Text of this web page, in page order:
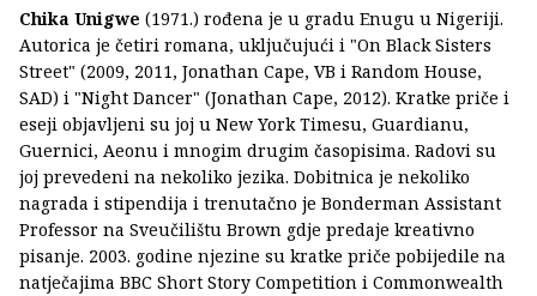
Chika Unigwe (1971.) rođena je u gradu Enugu u Nigeriji.
Autorica je četiri romana, uključujući i "On Black Sisters
Street" (2009, 2011, Jonathan Cape, VB i Random House,
SAD) i "Night Dancer" (Jonathan Cape, 2012). Kratke priče i
eseji objavljeni su joj u New York Timesu, Guardianu,
Guernici, Aeonu i mnogim drugim časopisima. Radovi su
joj prevedeni na nekoliko jezika. Dobitnica je nekoliko
nagrada i stipendija i trenutačno je Bonderman Assistant
Professor na Sveučilištu Brown gdje predaje kreativno
pisanje. 2003. godine njezine su kratke priče pobijedile na
natječajima BBC Short Story Competition i Commonwealth